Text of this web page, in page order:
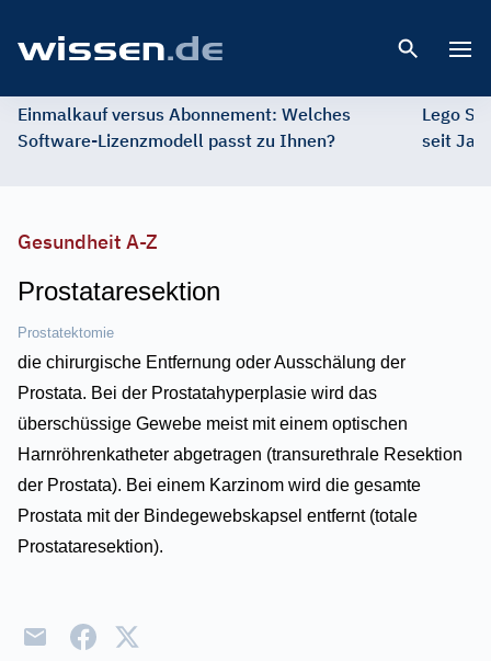
Einmalkauf versus Abonnement: Welches
Software-Lizenzmodell passt zu Ihnen?
Lego
seit
Gesundheit A-Z
Prostataresektion
Prostatektomie
die chirurgische Entfernung oder Ausschälung der
Prostata. Bei der Prostatahyperplasie wird das
überschüssige Gewebe meist mit einem optischen
Harnröhrenkatheter abgetragen (transurethrale Resektion
der Prostata). Bei einem Karzinom wird die gesamte
Prostata mit der Bindegewebskapsel entfernt (totale
Prostataresektion).